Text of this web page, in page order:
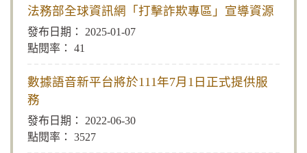
法務部全球資訊網「打擊詐欺專區」宣導資源
2025-01-07
41
數據語音新平台將於111年7月1日正式提供服
務
2022-06-30
3527